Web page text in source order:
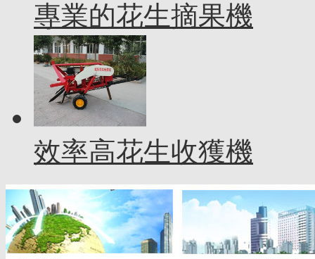
專業的花生摘果機
效率高花生收獲機